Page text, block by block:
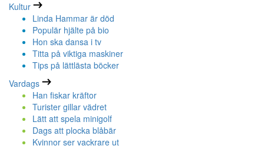
Kultur
Linda Hammar är död
Populär hjälte på bio
Hon ska dansa i tv
Titta på viktiga maskiner
Tips på lättlästa böcker
Vardags
Han fiskar kräftor
Turister gillar vädret
Lätt att spela minigolf
Dags att plocka blåbär
Kvinnor ser vackrare ut